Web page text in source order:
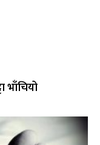
भाँचियो